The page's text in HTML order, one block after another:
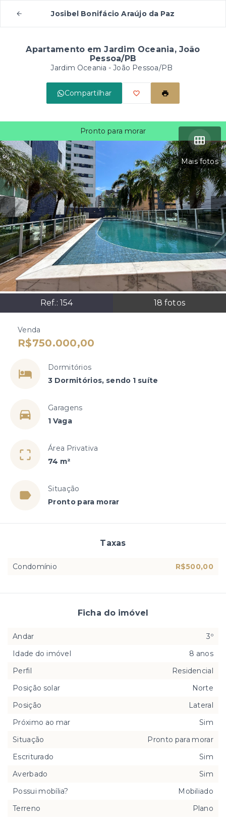
Josibel Bonifácio Araújo da Paz
Apartamento em Jardim Oceania, João
Pessoa/PB
Jardim Oceania - João Pessoa/PB
Compartilhar
Mais fotos
Ref.: 154 18 fotos
Pronto para morar
Venda
R$750.000,00
Dormitórios
3 Dormitórios, sendo 1 suíte
Garagens
1 Vaga
Área Privativa
74 m²
Situação
Pronto para morar
Taxas
Condomínio R$500,00
Ficha do imóvel
Andar
3º
Idade do imóvel
8 anos
Perfil
Residencial
Posição solar
Norte
Posição
Lateral
Próximo ao mar
Sim
Situação
Pronto para morar
Escriturado
Sim
Averbado
Sim
Possui mobília?
Mobiliado
Terreno
Plano